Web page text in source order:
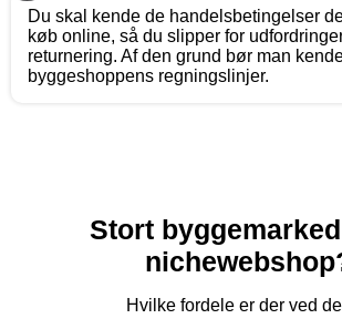
Du skal kende de handelsbetingelser
køb online, så du slipper for
returnering. Af den grund bør man
byggeshoppens regningslinjer.
Stort
Hvilke fordele er der ved